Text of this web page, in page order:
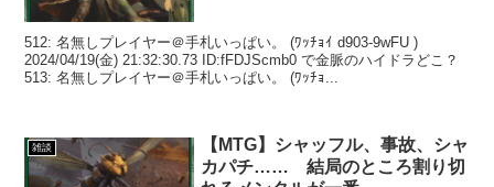
512: 名無しプレイヤー＠手札いっぱい。 (ﾜｯﾁｮｲ d903-9wFU )
2024/04/19(金) 21:32:30.73 ID:fFDJScmb0 で金脈のハイドラどこ？
513: 名無しプレイヤー＠手札いっぱい。 (ﾜｯﾁｮ...
雑談
【MTG】シャッフル、事故、シャ
カパチ…… 結局のところ割り切